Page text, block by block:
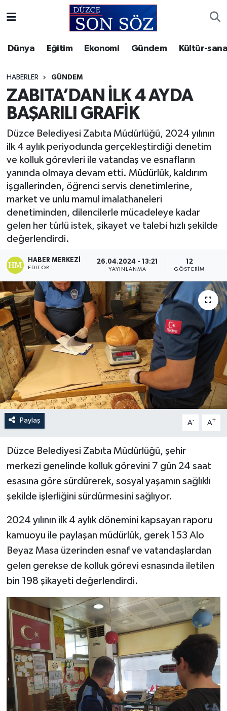
Dünya Eğitim Ekonomi Gündem Kültür-
HABERLER GÜNDEM
ZABITA’DAN İLK 4 AYDA
BAŞARILI GRAFİK
Düzce Belediyesi Zabıta Müdürlüğü, 2024 yılının
ilk 4 aylık periyodunda gerçekleştirdiği denetim
ve kolluk görevleri ile vatandaş ve esnafların
yanında olmaya devam etti. Müdürlük, kaldırım
işgallerinden, öğrenci servis denetimlerine,
market ve unlu mamul imalathaneleri
denetiminden, dilencilerle mücadeleye kadar
gelen her türlü istek, şikayet ve talebi hızlı şekilde
değerlendirdi.
HABER MERKEZI
EDITÖR
26.04.2024 - 13:21
YAYINLANMA
12
GÖSTERIM
Paylaş A- A+
Düzce Belediyesi Zabıta Müdürlüğü, şehir
merkezi genelinde kolluk görevini 7 gün 24 saat
esasına göre sürdürerek, sosyal yaşamın sağlıklı
şekilde işlerliğini sürdürmesini sağlıyor.
2024 yılının ilk 4 aylık dönemini kapsayan raporu
kamuoyu ile paylaşan müdürlük, gerek 153 Alo
Beyaz Masa üzerinden esnaf ve vatandaşlardan
gelen gerekse de kolluk görevi esnasında iletilen
bin 198 şikayeti değerlendirdi.
Gizlilik Sözleşmesi
İletişim
Künye
Video Galeri
Akçakoca Hava Durumu
Akçakoca Trafik Yoğunluk Haritası
Süper Lig Puan Durumu ve Fikstür
Tüm Manşetler
Son Dakika Haberleri
Haber Arşivi